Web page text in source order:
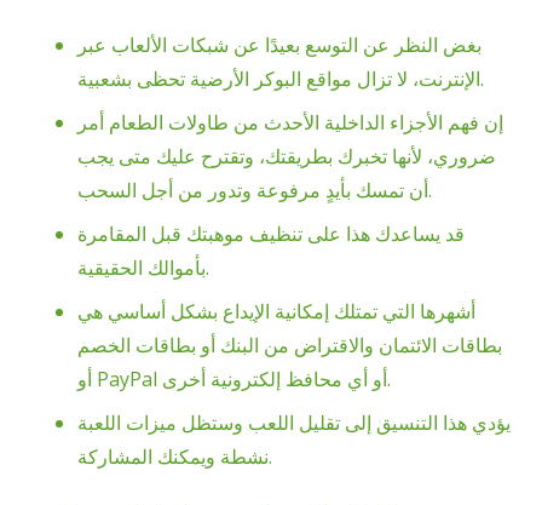
بغض النظر عن التوسع بعيدًا عن شبكات الألعاب عبر
الإنترنت، لا تزال مواقع البوكر الأرضية تحظى بشعبية.
إن فهم الأجزاء الداخلية الأحدث من طاولات الطعام أمر
ضروري، لأنها تخبرك بطريقتك، وتقترح عليك متى يجب
أن تمسك بأيدٍ مرفوعة وتدور من أجل السحب.
قد يساعدك هذا على تنظيف موهبتك قبل المقامرة
بأموالك الحقيقية.
أشهرها التي تمتلك إمكانية الإيداع بشكل أساسي هي
بطاقات الائتمان والاقتراض من البنك أو بطاقات الخصم
أو PayPal أو أي محافظ إلكترونية أخرى.
يؤدي هذا التنسيق إلى تقليل اللعب وستظل ميزات اللعبة
نشطة ويمكنك المشاركة.